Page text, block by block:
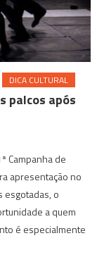
DICA CULTURAL
palcos após
Campanha de
apresentação no
esgotadas, o
a quem
é especialmente